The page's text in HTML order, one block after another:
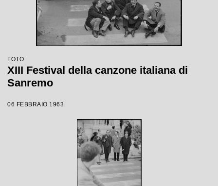
FOTO
XIII Festival della canzone italiana di
Sanremo
06 FEBBRAIO 1963